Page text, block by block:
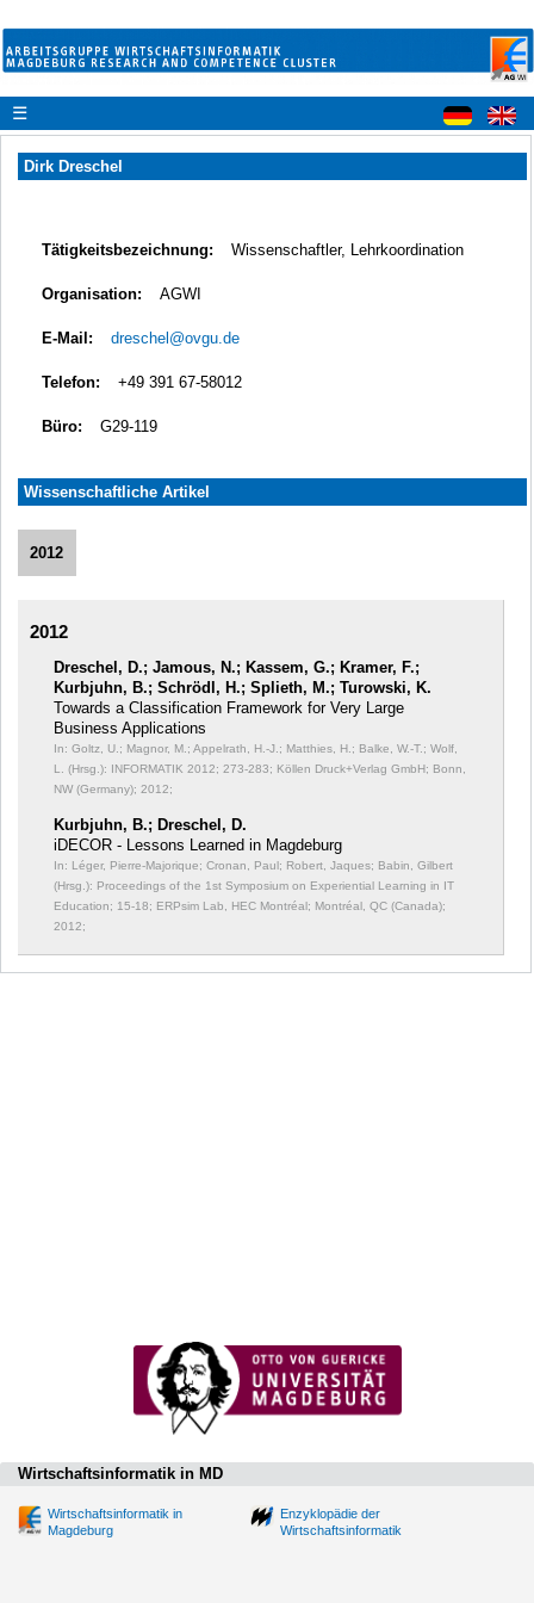
☰
Dirk Dreschel
Tätigkeitsbezeichnung: Wissenschaftler, Lehrkoordination
Organisation: AGWI
E-Mail: dreschel@ovgu.de
Telefon: +49 391 67-58012
Büro: G29-119
Wissenschaftliche Artikel
2012
2012
Dreschel, D.; Jamous, N.; Kassem, G.; Kramer, F.;
Kurbjuhn, B.; Schrödl, H.; Splieth, M.; Turowski, K.
Towards a Classification Framework for Very Large
Business Applications
In: Goltz, U.; Magnor, M.; Appelrath, H.-J.; Matthies, H.; Balke, W.-T.; Wolf,
L. (Hrsg.): INFORMATIK 2012; 273-283; Köllen Druck+Verlag GmbH; Bonn,
NW (Germany); 2012;
Kurbjuhn, B.; Dreschel, D.
iDECOR - Lessons Learned in Magdeburg
In: Léger, Pierre-Majorique; Cronan, Paul; Robert, Jaques; Babin, Gilbert
(Hrsg.): Proceedings of the 1st Symposium on Experiential Learning in IT
Education; 15-18; ERPsim Lab, HEC Montréal; Montréal, QC (Canada);
2012;
Wirtschaftsinformatik in MD
Wirtschaftsinformatik in
Magdeburg
Enzyklopädie der
Wirtschaftsinformatik